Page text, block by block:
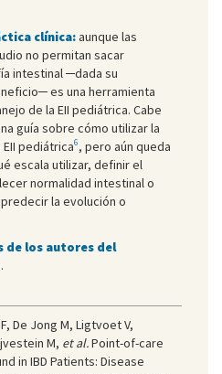
clínica:aunque las
no permitan sacar
intestinal ─dada su
es una herramienta
de la EII pediátrica. Cabe
guía sobre cómo utilizar la
pediátrica6, pero aún queda
escala utilizar, definir el
normalidad intestinal o
la evolución o
de los autores del
De Jong M, Ligtvoet V,
M, et al.Point-of-care
in IBD Patients: Disease